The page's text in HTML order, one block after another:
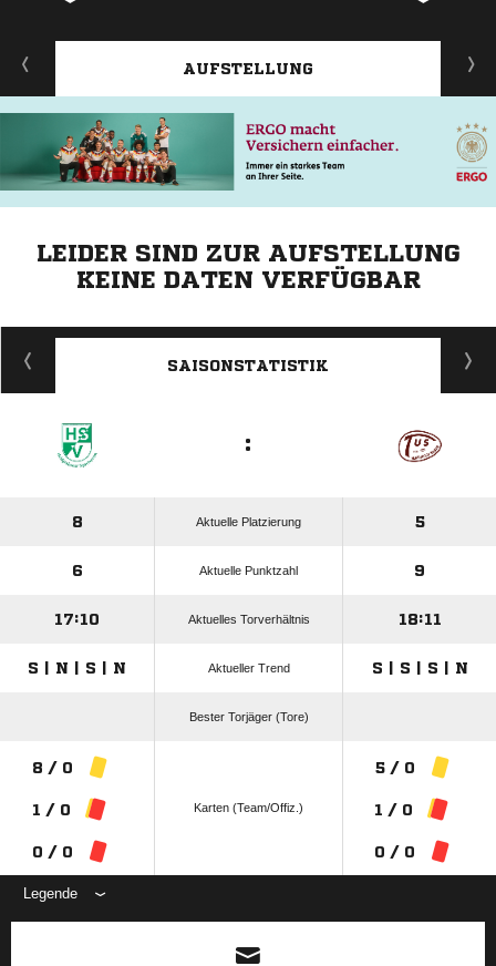
AUFSTELLUNG
LEIDER SIND ZUR AUFSTELLUNG
KEINE DATEN VERFÜGBAR
ANZEIGE
SAISONSTATISTIK
:
8 Aktuelle Platzierung 5
6 Aktuelle Punktzahl 9
17:10 Aktuelles Torverhältnis 18:11
S | N | S | N Aktueller Trend S | S | S | N
Bester Torjäger (Tore)
8 / 0
1 / 0
0 / 0
Karten (Team/Offiz.)
5 / 0
1 / 0
0 / 0
Legende
ANZEIGE